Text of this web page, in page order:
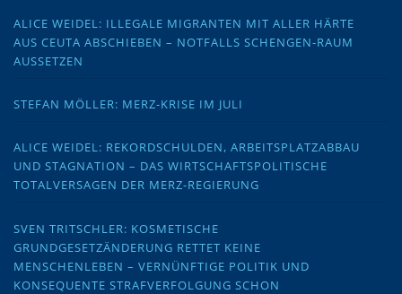
ALICE WEIDEL: ILLEGALE MIGRANTEN MIT ALLER HÄRTE
AUS CEUTA ABSCHIEBEN – NOTFALLS SCHENGEN-RAUM
AUSSETZEN
STEFAN MÖLLER: MERZ-KRISE IM JULI
ALICE WEIDEL: REKORDSCHULDEN, ARBEITSPLATZABBAU
UND STAGNATION – DAS WIRTSCHAFTSPOLITISCHE
TOTALVERSAGEN DER MERZ-REGIERUNG
SVEN TRITSCHLER: KOSMETISCHE
GRUNDGESETZÄNDERUNG RETTET KEINE
MENSCHENLEBEN – VERNÜNFTIGE POLITIK UND
KONSEQUENTE STRAFVERFOLGUNG SCHON